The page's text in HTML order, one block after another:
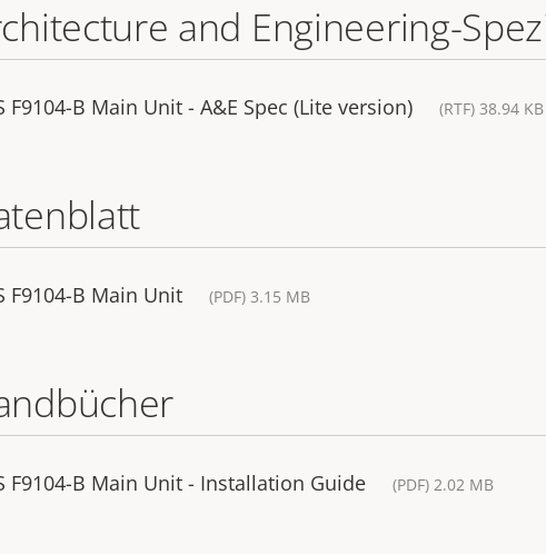
and Engineering-
F9104-B Main Unit - A&E Spec (Lite version) (RTF) 38.94 KB
F9104-B Main Unit (PDF) 3.15 MB
F9104-B Main Unit - Installation Guide (PDF) 2.02 MB